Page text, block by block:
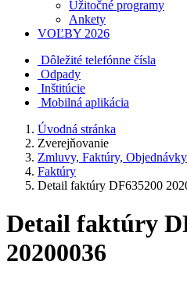
Užitočné programy
Ankety
VOĽBY 2026
Dôležité telefónne čísla
Odpady
Inštitúcie
Mobilná aplikácia
Úvodná stránka
Zverejňovanie
Zmluvy, Faktúry, Objednávky
Faktúry
Detail faktúry DF635200
Detail faktúry
20200036